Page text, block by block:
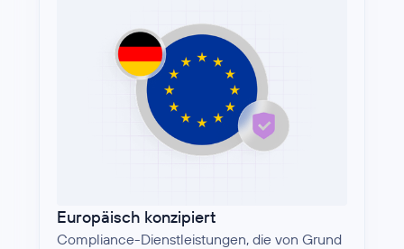
Europäisch konzipiert
Compliance-Dienstleistungen, die von Grund